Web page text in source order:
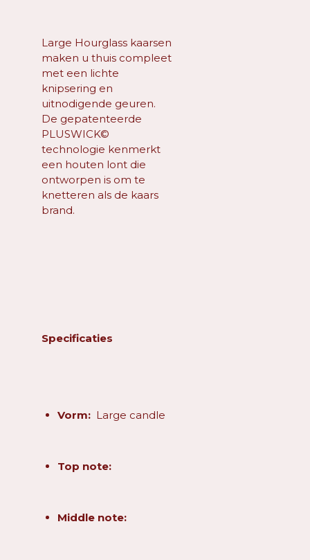
Large Hourglass kaarsen
maken u thuis compleet
met een lichte
knipsering en
uitnodigende geuren.
De gepatenteerde
PLUSWICK©
technologie kenmerkt
een houten lont die
ontworpen is om te
knetteren als de kaars
brand.
Specificaties
Vorm:Large candle
Top note:
Middle note: